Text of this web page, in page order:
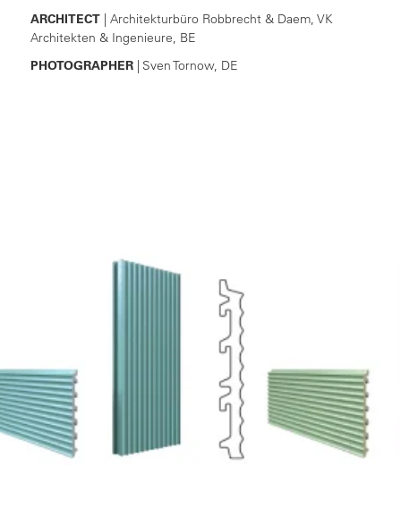
ARCHITECT| Architekturbüro Robbrecht & Daem, VK
Architekten & Ingenieure, BE
PHOTOGRAPHER| Sven Tornow, DE